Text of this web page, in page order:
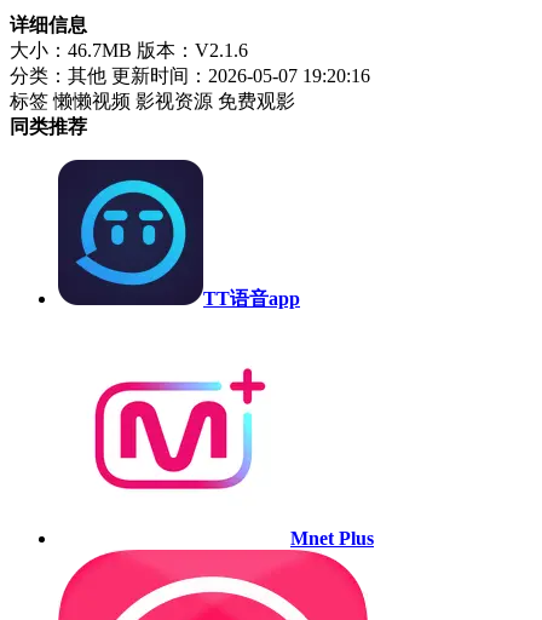
详细信息
大小：46.7MB 版本：V2.1.6
分类：其他 更新时间：2026-05-07 19:20:16
标签 懒懒视频 影视资源 免费观影
同类推荐
TT语音app
Mnet Plus